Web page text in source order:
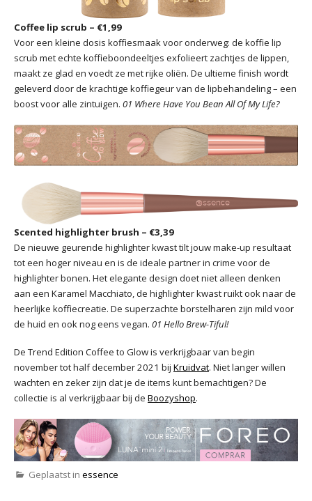
Coffee lip scrub – €1,99
Voor een kleine dosis koffiesmaak voor onderweg: de koffie lip
scrub met echte koffieboondeeltjes exfolieert zachtjes de lippen,
maakt ze glad en voedt ze met rijke oliën. De ultieme finish wordt
geleverd door de krachtige koffiegeur van de lipbehandeling – een
boost voor alle zintuigen. 01 Where Have You Bean All Of My Life?
Scented highlighter brush – €3,39
De nieuwe geurende highlighter kwast tilt jouw make-up resultaat
tot een hoger niveau en is de ideale partner in crime voor de
highlighter bonen. Het elegante design doet niet alleen denken
aan een Karamel Macchiato, de highlighter kwast ruikt ook naar de
heerlijke koffiecreatie. De superzachte borstelharen zijn mild voor
de huid en ook nog eens vegan. 01 Hello Brew-Tiful!
De Trend Edition Coffee to Glow is verkrijgbaar van begin
november tot half december 2021 bij Kruidvat. Niet langer willen
wachten en zeker zijn dat je de items kunt bemachtigen? De
collectie is al verkrijgbaar bij de Boozyshop.
Geplaatst in essence